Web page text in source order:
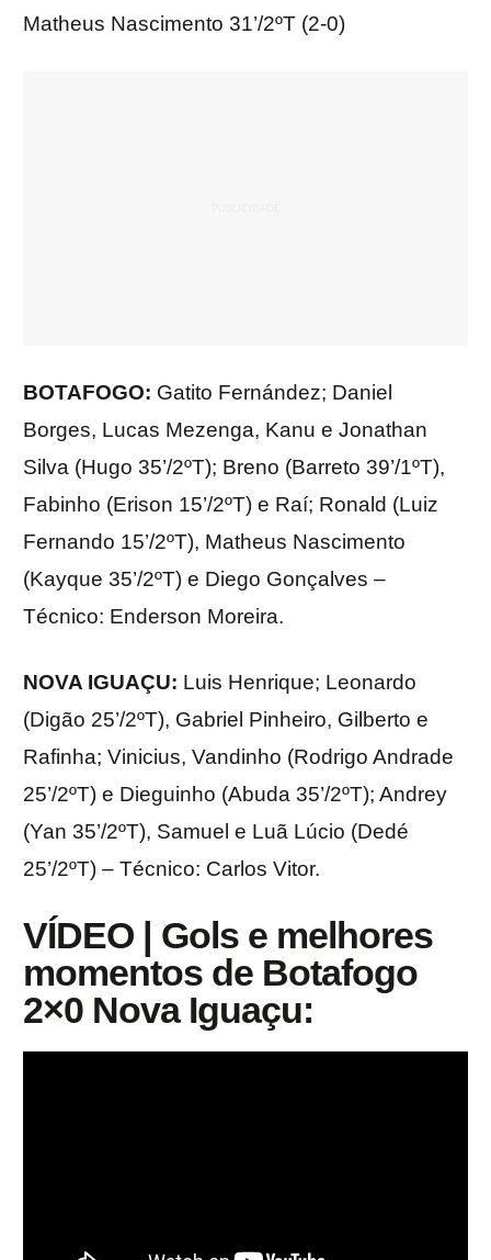
Matheus Nascimento 31’/2ºT (2-0)
BOTAFOGO: Gatito Fernández; Daniel
Borges, Lucas Mezenga, Kanu e Jonathan
Silva (Hugo 35’/2ºT); Breno (Barreto 39’/1ºT),
Fabinho (Erison 15’/2ºT) e Raí; Ronald (Luiz
Fernando 15’/2ºT), Matheus Nascimento
(Kayque 35’/2ºT) e Diego Gonçalves –
Técnico: Enderson Moreira.
NOVA IGUAÇU: Luis Henrique; Leonardo
(Digão 25’/2ºT), Gabriel Pinheiro, Gilberto e
Rafinha; Vinicius, Vandinho (Rodrigo Andrade
25’/2ºT) e Dieguinho (Abuda 35’/2ºT); Andrey
(Yan 35’/2ºT), Samuel e Luã Lúcio (Dedé
25’/2ºT) – Técnico: Carlos Vitor.
VÍDEO | Gols e melhores
momentos de Botafogo
2×0 Nova Iguaçu: